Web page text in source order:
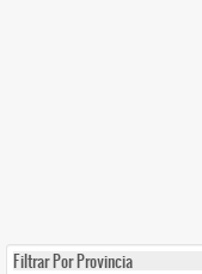
Filtrar Por Provincia